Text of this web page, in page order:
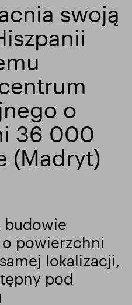
handlowa
swoją
o
36 000
(Madryt)
budowie
powierzchni
lokalizacji,
pod